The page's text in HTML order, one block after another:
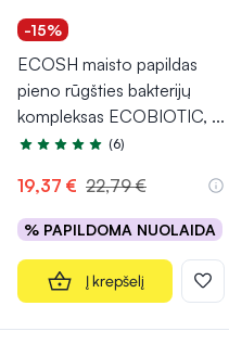
-15%
ECOSH maisto papildas
pieno rūgšties bakterijų
kompleksas ECOBIOTIC, ...
Įvertinimas 5.0 iš 5
(6)
19,37 € 22,79 €
% PAPILDOMA NUOLAIDA
Į krepšelį